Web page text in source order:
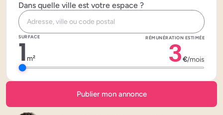
Dans quelle ville est votre espace ?
SURFACE
1 m²
RÉMUNÉRATION ESTIMÉE
3€/mois
Publier mon annonce